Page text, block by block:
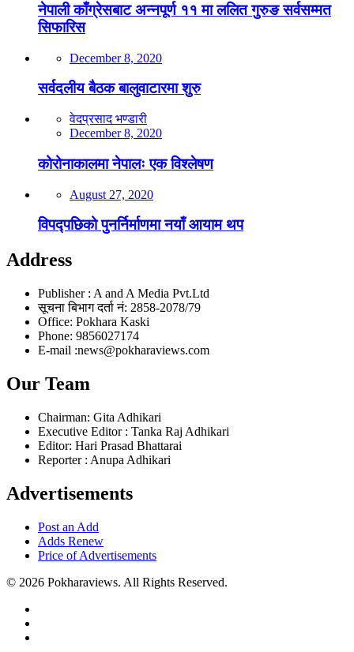
नेपाली काँग्रेसबाट अन्नपूर्ण ११ मा ललित गुरुङ सर्वसम्मत
सिफारिस
December 8, 2020
सर्वदलीय बैठक बालुवाटारमा शुरु
वेदप्रसाद भण्डारी
December 8, 2020
कोरोनाकालमा नेपालः एक विश्लेषण
August 27, 2020
विपद्पछिको पुनर्निर्माणमा नयाँ आयाम थप
Address
Publisher : A and A Media Pvt.Ltd
सूचना बिभाग दर्ता नं: 2858-2078/79
Office: Pokhara Kaski
Phone: 9856027174
E-mail :news@pokharaviews.com
Our Team
Chairman: Gita Adhikari
Executive Editor : Tanka Raj Adhikari
Editor: Hari Prasad Bhattarai
Reporter : Anupa Adhikari
Advertisements
Post an Add
Adds Renew
Price of Advertisements
© 2026 Pokharaviews. All Rights Reserved.